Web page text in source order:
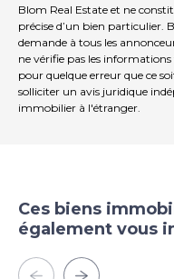
Blom Real Estate et ne
précise d’un bien particulier.
demande à tous les
ne vérifie pas les
pour quelque erreur que ce
solliciter un avis juridique
immobilier à l'étranger.
Ces biens
également vous